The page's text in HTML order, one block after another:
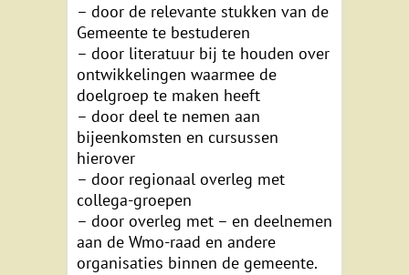
– door de relevante stukken van de
Gemeente te bestuderen
– door literatuur bij te houden over
ontwikkelingen waarmee de
doelgroep te maken heeft
– door deel te nemen aan
bijeenkomsten en cursussen
hierover
– door regionaal overleg met
collega-groepen
– door overleg met – en deelnemen
aan de Wmo-raad en andere
organisaties binnen de gemeente.